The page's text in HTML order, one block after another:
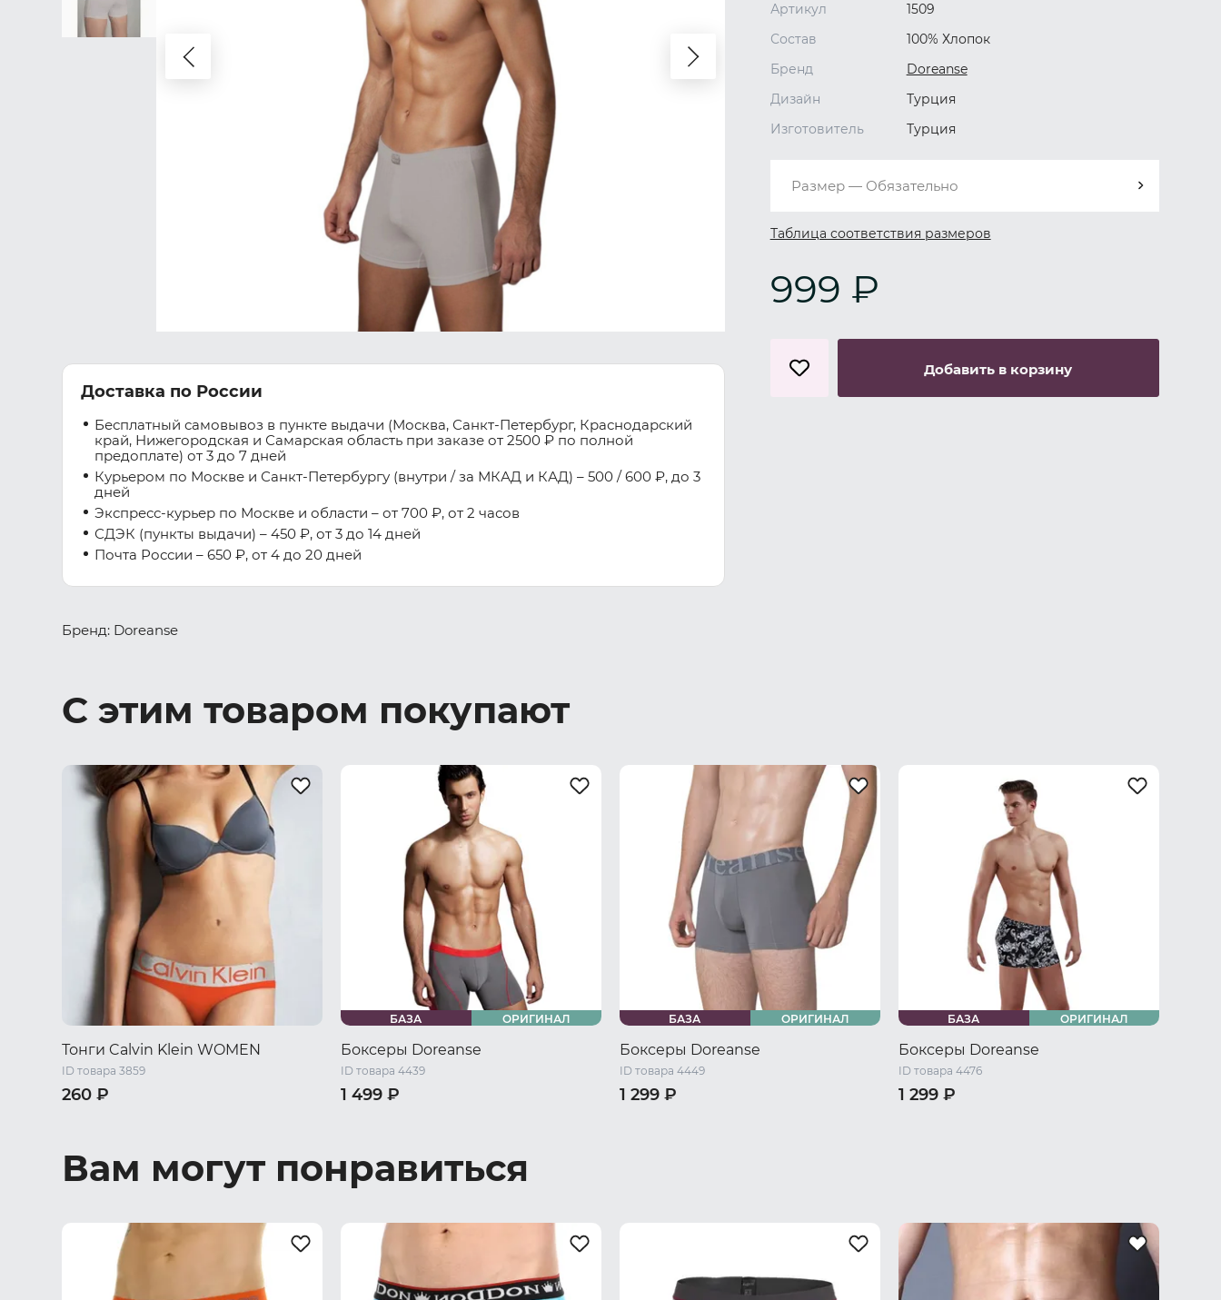
Доставка по России
Бесплатный самовывоз в пункте выдачи (Москва, Санкт-Петербург, Краснодарский
край, Нижегородская и Самарская область при заказе от 2500 ₽ по полной
предоплате) от 3 до 7 дней
Курьером по Москве и Санкт-Петербургу (внутри / за МКАД и КАД) – 500 / 600 ₽, до 3
дней
Экспресс-курьер по Москве и области – от 700 ₽, от 2 часов
СДЭК (пункты выдачи) – 450 ₽, от 3 до 14 дней
Почта России – 650 ₽, от 4 до 20 дней
Артикул
1509
Состав
100% Хлопок
Бренд
Doreanse
Дизайн
Турция
Изготовитель
Турция
Размер — Обязательно
Таблица соответствия размеров
999 ₽
Добавить в корзину
Бренд: Doreanse
С этим товаром покупают
Тонги Calvin Klein WOMEN
ID товара 3859
260 ₽
БАЗА ОРИГИНАЛ
Боксеры Doreanse
ID товара 4439
1 499 ₽
БАЗА ОРИГИНАЛ
Боксеры Doreanse
ID товара 4449
1 299 ₽
БАЗА ОРИГИНАЛ
Боксеры Doreanse
ID товара 4476
1 299 ₽
Вам могут понравиться